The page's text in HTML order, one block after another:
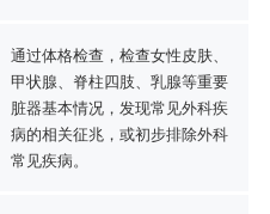
通过体格检查，检查女性皮肤、
甲状腺、脊柱四肢、乳腺等重要
脏器基本情况，发现常见外科疾
病的相关征兆，或初步排除外科
常见疾病。